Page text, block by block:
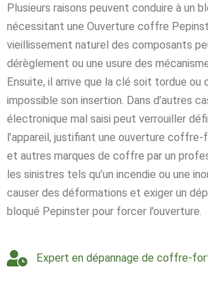
Plusieurs raisons peuvent conduire à un
nécessitant une Ouverture coffre
vieillissement naturel des composants
dérèglement ou une usure des
Ensuite, il arrive que la clé soit tordue ou
impossible son insertion. Dans d’autres
électronique mal saisi peut verrouiller
l’appareil, justifiant une ouverture
et autres marques de coffre par un
les sinistres tels qu’un incendie ou une
causer des déformations et exiger un
bloqué Pepinster pour forcer l’ouverture.
Expert en dépannage de coffre-